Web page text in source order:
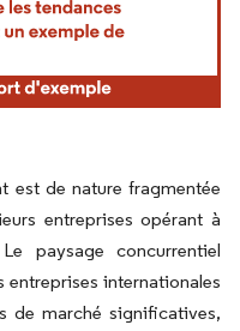
est de nature fragmentée
entreprises opérant à
paysage concurrentiel
entreprises internationales
de marché significatives,